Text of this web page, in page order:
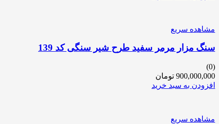
مشاهده سریع
سنگ مزار مرمر سفید طرح شیر سنگی کد 139
(0)
900,000,000 تومان
افزودن به سبد خرید
مشاهده سریع